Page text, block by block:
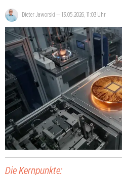
Dieter Jaworski — 13.05.2026, 11:03 Uhr
Die Kernpunkte: